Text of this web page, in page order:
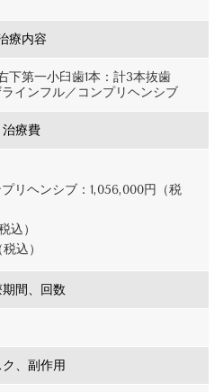
療内容
下第一小臼歯1本：計3本抜歯
インフル／コンプリヘンシブ
治療費
リヘンシブ：1,056,000円（税
込）
込）
間、回数
ク、副作用